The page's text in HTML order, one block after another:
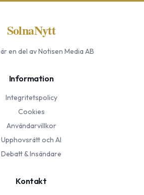
SolnaNytt
är en del av Notisen Media AB
Information
Integritetspolicy
Cookies
Användarvillkor
Upphovsrätt och AI
Debatt & Insändare
Kontakt